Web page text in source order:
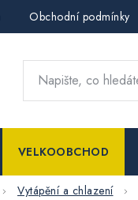
Obchodní podmínky
VELKOOBCHOD
Vytápění a chlazení